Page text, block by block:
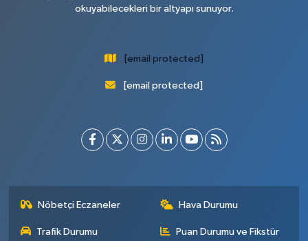
okuyabilecekleri bir altyapı sunuyor.
[email protected]
[email protected]
Nöbetçi Eczaneler Hava Durumu
Trafik Durumu Puan Durumu ve Fikstür